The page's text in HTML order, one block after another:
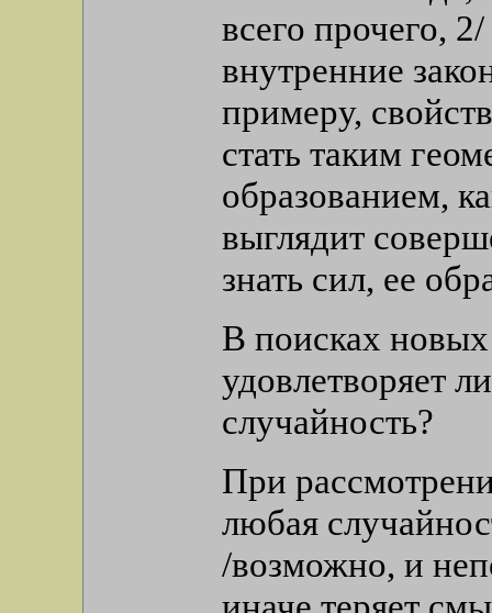
всего прочего,
внутренние
примеру,
стать таким
образованием,
выглядит
знать сил, ее
В поисках
удовлетворяет
случайность?
При
любая
/возможно, и